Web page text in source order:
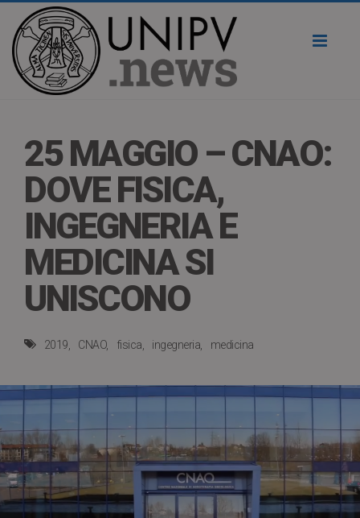
25 MAGGIO – CNAO:
DOVE FISICA,
INGEGNERIA E
MEDICINA SI
UNISCONO
2019 CNAO fisica ingegneria medicina